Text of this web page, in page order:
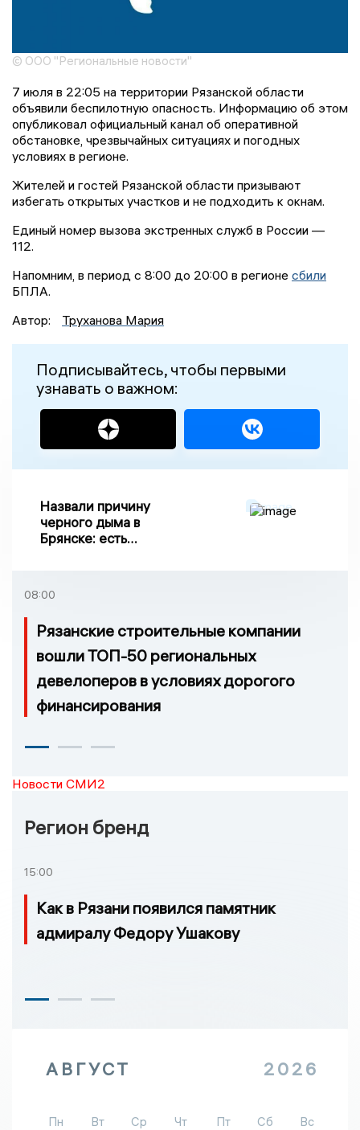
© ООО "Региональные новости"
7 июля в 22:05 на территории Рязанской области
объявили беспилотную опасность. Информацию об этом
опубликовал официальный канал об оперативной
обстановке, чрезвычайных ситуациях и погодных
условиях в регионе.
Жителей и гостей Рязанской области призывают
избегать открытых участков и не подходить к окнам.
Единый номер вызова экстренных служб в России —
112.
Напомним, в период с 8:00 до 20:00 в регионе сбили
БПЛА.
Автор:
Труханова Мария
Подписывайтесь, чтобы первыми
узнавать о важном:
Назвали причину
черного дыма в
Брянске: есть
08:00
Рязанские строительные компании
вошли ТОП-50 региональных
девелоперов в условиях дорогого
финансирования
Новости СМИ2
Регион бренд
15:00
Как в Рязани появился памятник
адмиралу Федору Ушакову
АВГУСТ 2026
Пн Вт Ср Чт Пт Сб
Вс